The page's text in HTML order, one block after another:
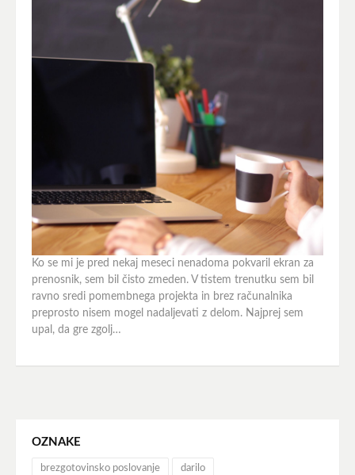
Ko se mi je pred nekaj meseci nenadoma pokvaril ekran za
prenosnik, sem bil čisto zmeden. V tistem trenutku sem bil
ravno sredi pomembnega projekta in brez računalnika
preprosto nisem mogel nadaljevati z delom. Najprej sem
upal, da gre zgolj…
OZNAKE
brezgotovinsko poslovanje darilo